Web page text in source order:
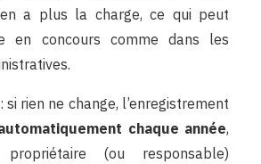
a plus la charge, ce qui peut
en concours comme dans les
rien ne change, l’enregistrement
chaque année,
(ou responsable)